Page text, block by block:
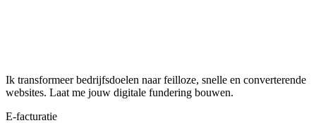
Ik transformeer bedrijfsdoelen naar feilloze, snelle en converterende
websites. Laat me jouw digitale fundering bouwen.
E-facturatie